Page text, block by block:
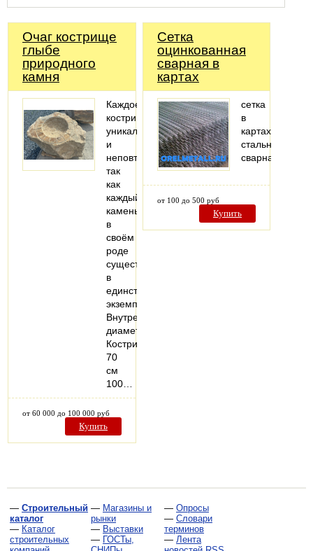
Очаг кострище
глыбе
природного
камня
Каждое
кострище
уникально
и
неповторимо
так
как
каждый
камень
в
своём
роде
существует
в
единственном
экземпляре.
Внутренний
диаметр
Кострища:
70
см
100…
от 60 000 до 100 000 руб
Купить
Сетка
оцинкованная
сварная в
картах
сетка
в
картах
стальная
сварная
от 100 до 500 руб
Купить
— Строительный
каталог
— Каталог
строительных
— Магазины и
рынки
— Выставки
— ГОСТы,
— Опросы
— Словари
терминов
— Лента